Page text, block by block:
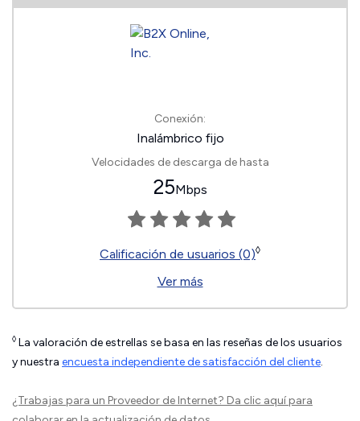
Conexión:
Inalámbrico fijo
Velocidades de descarga de hasta
25Mbps
Calificación de usuarios (0)◊
Ver más
◊ La valoración de estrellas se basa en las reseñas de los usuarios
y nuestra encuesta independiente de satisfacción del cliente.
¿Trabajas para un Proveedor de Internet? Da clic aquípara